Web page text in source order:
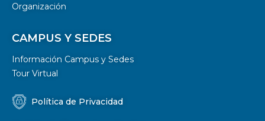
Organización
CAMPUS Y SEDES
Información Campus y Sedes
Tour Virtual
Política de Privacidad